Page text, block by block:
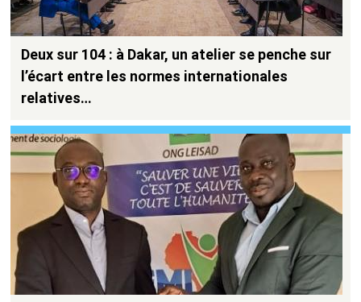
Deux sur 104 : à Dakar, un atelier se penche sur
l’écart entre les normes internationales
relatives…